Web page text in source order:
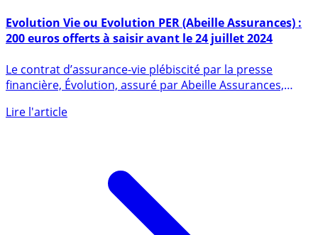
25 avril 2024
200 euros offerts à saisir avant le 24 juillet 2024
financière, Évolution, assuré par Abeille Assurances,